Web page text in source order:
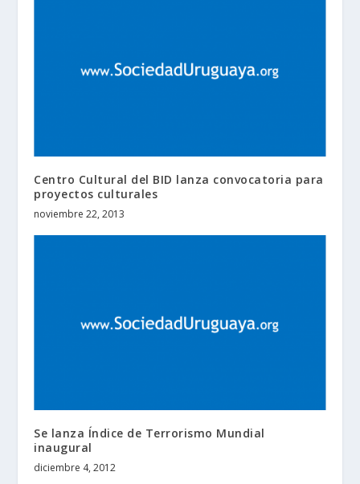
Centro Cultural del BID lanza convocatoria para
proyectos culturales
noviembre 22, 2013
Se lanza Índice de Terrorismo Mundial
inaugural
diciembre 4, 2012